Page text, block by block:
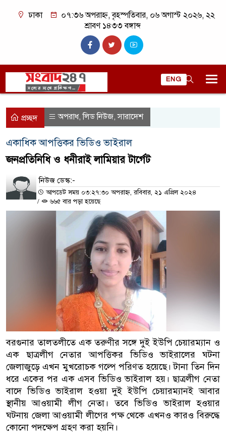
ঢাকা
০৭:৩৬ অপরাহ্ন, বৃহস্পতিবার, ০৬ অগাস্ট ২০২৬, ২২
শ্রাবণ ১৪৩৩ বঙ্গাব্দ
ENG
প্রচ্ছদ অপরাধ,লিড নিউজ,সারাদেশ
একাধিক আপত্তিকর ভিডিও ভাইরাল
জনপ্রতিনিধি ও ধনীরাই লামিয়ার টার্গেট
নিউজ ডেস্ক:-
আপডেট সময় ০৩:২৭:৩০ অপরাহ্ন, রবিবার, ২১ এপ্রিল ২০২৪
/
৬৬৫ বার পড়া হয়েছে
বরগুনার তালতলীতে এক তরুণীর সঙ্গে দুই ইউপি চেয়ারম্যান ও
এক ছাত্রলীগ নেতার আপত্তিকর ভিডিও ভাইরালের ঘটনা
জেলাজুড়ে এখন মুখরোচক গল্পে পরিণত হয়েছে। টানা তিন দিন
ধরে একের পর এক এসব ভিডিও ভাইরাল হয়। ছাত্রলীগ নেতা
বাদে ভিডিও ভাইরাল হওয়া দুই ইউপি চেয়ারম্যানই আবার
স্থানীয় আওয়ামী লীগ নেতা। তবে ভিডিও ভাইরাল হওয়ার
ঘটনায় জেলা আওয়ামী লীগের পক্ষ থেকে এখনও কারও বিরুদ্ধে
কোনো পদক্ষেপ গ্রহণ করা হয়নি।